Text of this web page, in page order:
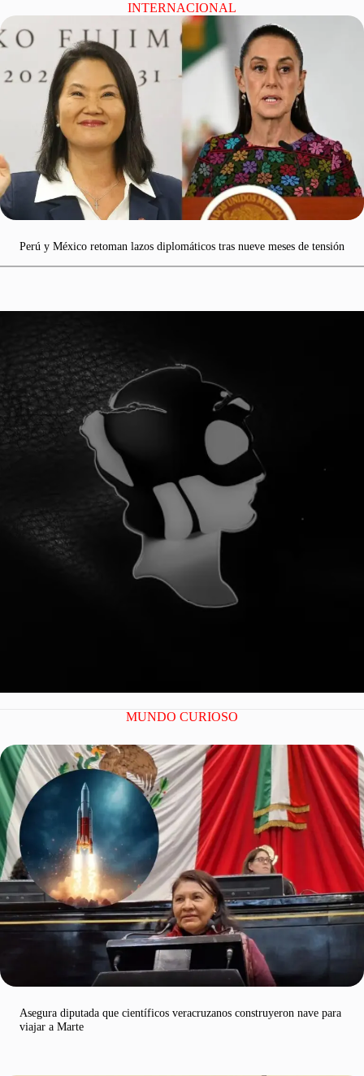
INTERNACIONAL
Perú y México retoman lazos diplomáticos tras nueve meses de tensión
SOMOS
MUNDO CURIOSO
Asegura diputada que científicos veracruzanos construyeron nave para
viajar a Marte